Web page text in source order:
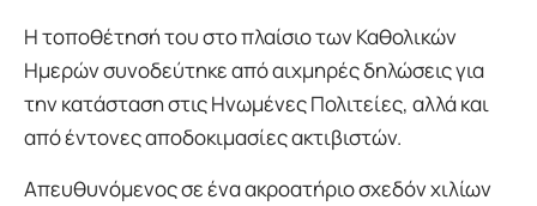
Η τοποθέτησή του στο πλαίσιο των Καθολικών
Ημερών συνοδεύτηκε από αιχμηρές δηλώσεις για
την κατάσταση στις Ηνωμένες Πολιτείες, αλλά και
από έντονες αποδοκιμασίες ακτιβιστών.
Απευθυνόμενος σε ένα ακροατήριο σχεδόν χιλίων